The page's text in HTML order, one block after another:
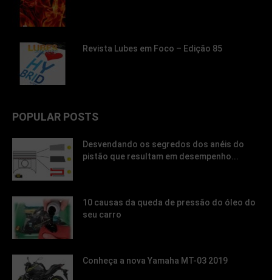
Revista Lubes em Foco – Edição 85
POPULAR POSTS
Desvendando os segredos dos anéis do
pistão que resultam em desempenho...
10 causas da queda de pressão do óleo do
seu carro
Conheça a nova Yamaha MT-03 2019